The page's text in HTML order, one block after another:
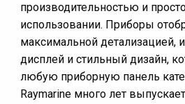
производительностью и
использовании. Приборы
максимальной детализацией,
дисплей и стильный дизайн,
любую приборную панель
Raymarine много лет